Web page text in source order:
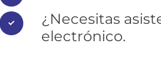
¿Necesitas
electrónico.